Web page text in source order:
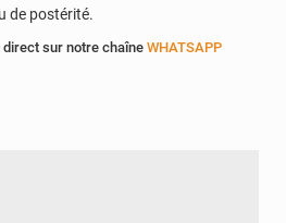
de postérité.
sur notre chaîne WHATSAPP